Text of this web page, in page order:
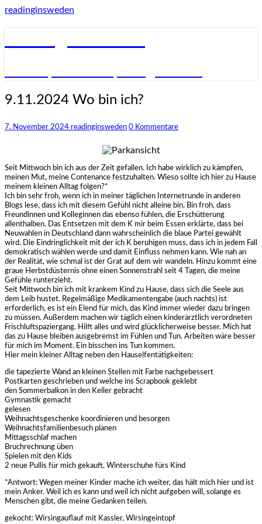
Skip
readinginsweden
9.11.2024
ich?
9.11.2024 Wo bin ich?
7. November 2024 readinginsweden Kommentare
0 Kommentare
Seit Mittwoch bin ich aus der Zeit gefallen. Ich habe wirklich zu kämpfen,
meinen Mut, meine Contenance festzuhalten. Wieso sollte ich hier zu Hause
meinem kleinen Alltag folgen?*
Ich bin sehr froh, wenn ich in meiner täglichen Internetrunde in anderen
Blogs lese, dass ich mit diesem Gefühl nicht alleine bin. Bin froh, dass
Freundinnen und Kolleginnen das ebenso fühlen, die Erschütterung
allenthalben. Das Entsetzen mit dem K mir beim Essen erklärte, dass bei
Neuwahlen in Deutschland dann wahrscheinlich die blaue Partei gewählt
wird. Die Eindringlichkeit mit der ich K beruhigen muss, dass ich in jedem Fall
demokratisch wählen werde und damit Einfluss nehmen kann. Wie nah an
der Realität, wie schmal ist der Grat auf dem wir wandeln. Hinzu kommt eine
graue Herbstdüsternis ohne einen Sonnenstrahl seit 4 Tagen, die meine
Gefühle runterzieht.
Seit Mittwoch bin ich mit krankem Kind zu Hause, dass sich die Seele aus
dem Leib hustet. Regelmäßige Medikamentengabe (auch nachts) ist
erforderlich, es ist ein Elend für mich, das Kind immer wieder dazu bringen
zu müssen. Außerdem machen wir täglich einen kinderärztlich verordneten
Frischluftspaziergang. Hilft alles und wird glücklicherweise besser. Mich hat
das zu Hause bleiben ausgebremst im Fühlen und Tun. Arbeiten wäre besser
für mich im Moment. Ein bisschen ins Tun kommen.
Hier mein kleiner Alltag neben den Hauselfentätigkeiten:
die tapezierte Wand an kleinen Stellen mit Farbe nachgebessert
Postkarten geschrieben und welche ins Scrapbook geklebt
den Sommerbalkon in den Keller gebracht
Gymnastik gemacht
gelesen
Weihnachtsgeschenke koordinieren und besorgen
Weihnachtsfamilienbesuch planen
Mittagsschlaf machen
Bruchrechnung üben
Spielen mit den Kids
2 neue Pullis für mich gekauft, Winterschuhe fürs Kind
*Antwort: Wegen meiner Kinder mache ich weiter, das hält mich hier und ist
mein Anker. Weil ich es kann und weil ich nicht aufgeben will, solange es
Menschen gibt, die meine Gedanken teilen.
gekocht: Wirsingauflauf mit Kassler, Wirsingeintopf